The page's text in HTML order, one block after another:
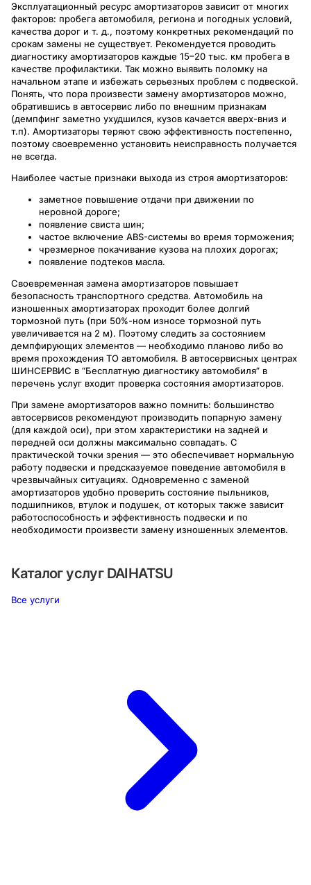
Эксплуатационный ресурс амортизаторов зависит от многих
факторов: пробега автомобиля, региона и погодных условий,
качества дорог и т. д., поэтому конкретных рекомендаций по
срокам замены не существует. Рекомендуется проводить
диагностику амортизаторов каждые 15–20 тыс. км пробега в
качестве профилактики. Так можно выявить поломку на
начальном этапе и избежать серьезных проблем с подвеской.
Понять, что пора произвести замену амортизаторов можно,
обратившись в автосервис либо по внешним признакам
(демпфинг заметно ухудшился, кузов качается вверх-вниз и
т.п). Амортизаторы теряют свою эффективность постепенно,
поэтому своевременно установить неисправность получается
не всегда.
Наиболее частые признаки выхода из строя амортизаторов:
заметное повышение отдачи при движении по
неровной дороге;
появление свиста шин;
частое включение ABS-системы во время торможения;
чрезмерное покачивание кузова на плохих дорогах;
появление подтеков масла.
Своевременная замена амортизаторов повышает
безопасность транспортного средства. Автомобиль на
изношенных амортизаторах проходит более долгий
тормозной путь (при 50%-ном износе тормозной путь
увеличивается на 2 м). Поэтому следить за состоянием
демпфирующих элементов — необходимо планово либо во
время прохождения ТО автомобиля. В автосервисных центрах
ШИНСЕРВИС в “Бесплатную диагностику автомобиля” в
перечень услуг входит проверка состояния амортизаторов.
При замене амортизаторов важно помнить: большинство
автосервисов рекомендуют производить попарную замену
(для каждой оси), при этом характеристики на задней и
передней оси должны максимально совпадать. С
практической точки зрения — это обеспечивает нормальную
работу подвески и предсказуемое поведение автомобиля в
чрезвычайных ситуациях. Одновременно с заменой
амортизаторов удобно проверить состояние пыльников,
подшипников, втулок и подушек, от которых также зависит
работоспособность и эффективность подвески и по
необходимости произвести замену изношенных элементов.
Каталог услуг DAIHATSU
Все услуги